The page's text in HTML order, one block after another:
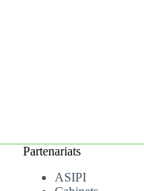
Partenariats
ASIPI